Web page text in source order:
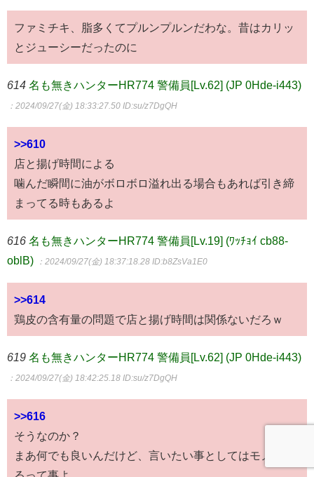
ファミチキ、脂多くてプルンプルンだわな。昔はカリッ
とジューシーだったのに
614 名も無きハンターHR774 警備員[Lv.62] (JP 0Hde-i443)
：2024/09/27(金) 18:33:27.50 ID:su/z7DgQH
>>610
店と揚げ時間による
噛んだ瞬間に油がボロボロ溢れ出る場合もあれば引き締
まってる時もあるよ
616 名も無きハンターHR774 警備員[Lv.19] (ﾜｯﾁｮｲ cb88-
oblB)
：2024/09/27(金) 18:37:18.28 ID:b8ZsVa1E0
>>614
鶏皮の含有量の問題で店と揚げ時間は関係ないだろｗ
619 名も無きハンターHR774 警備員[Lv.62] (JP 0Hde-i443)
：2024/09/27(金) 18:42:25.18 ID:su/z7DgQH
>>616
そうなのか？
まあ何でも良いんだけど、言いたい事としてはモノによ